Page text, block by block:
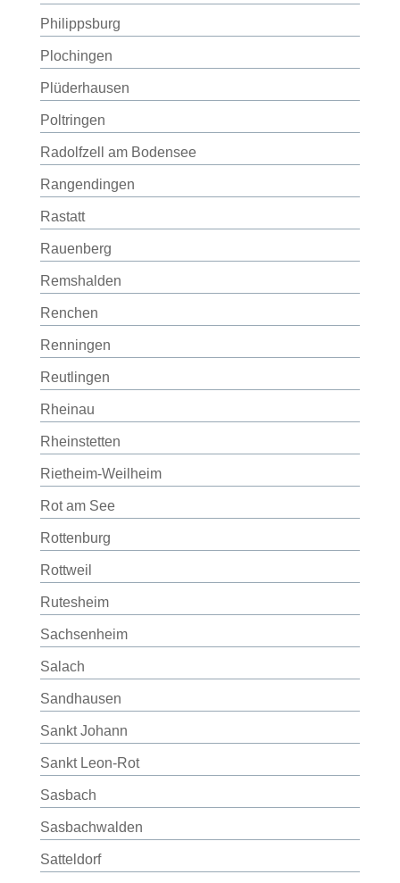
Philippsburg
Plochingen
Plüderhausen
Poltringen
Radolfzell am Bodensee
Rangendingen
Rastatt
Rauenberg
Remshalden
Renchen
Renningen
Reutlingen
Rheinau
Rheinstetten
Rietheim-Weilheim
Rot am See
Rottenburg
Rottweil
Rutesheim
Sachsenheim
Salach
Sandhausen
Sankt Johann
Sankt Leon-Rot
Sasbach
Sasbachwalden
Satteldorf